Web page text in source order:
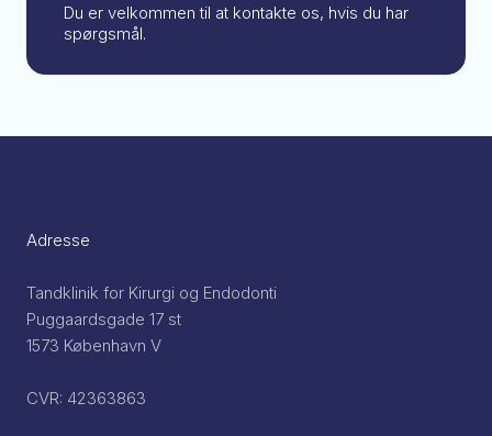
Du er velkommen til at kontakte os, hvis du har
spørgsmål.
Adresse
Tandklinik for Kirurgi og Endodonti
Puggaardsgade 17 st
1573 København V
CVR: 42363863